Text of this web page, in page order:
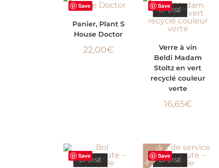
Save
PANIER
Panier, Plant S
House Doctor
22,00€
Save
ÉPUISÉ
Verre à vin
Beldi Madam
Stoltz en vert
recyclé couleur
verte
16,65€
Save
ÉPUISÉ
Save
VINTAGEÉPUISÉ